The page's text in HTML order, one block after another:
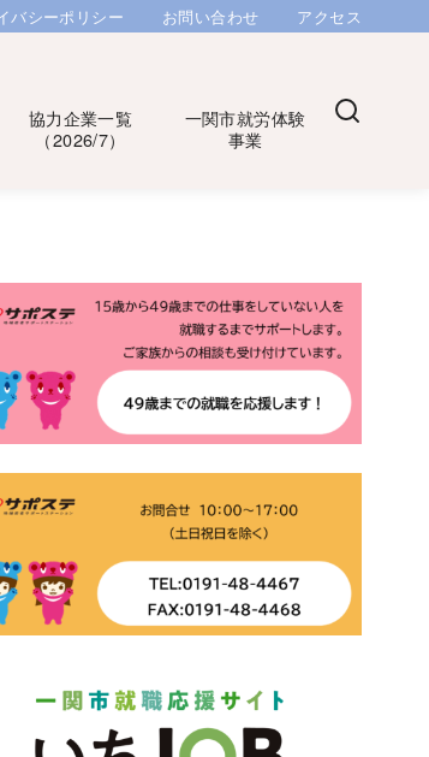
バシーポリシー お問い合わせ アクセス
協力企業一覧
（2026/7）
一関市就労体験
事業